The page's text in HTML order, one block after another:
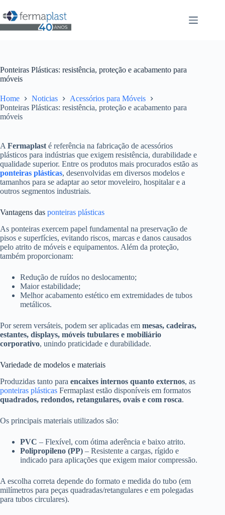
Ponteiras Plásticas: resistência, proteção e acabamento para
móveis
Home Noticias
Acessórios para Móveis
Ponteiras Plásticas: resistência, proteção e acabamento para
móveis
A Fermaplast é referência na fabricação de acessórios
plásticos para indústrias que exigem resistência, durabilidade e
qualidade superior. Entre os produtos mais procurados estão as
ponteiras plásticas, desenvolvidas em diversos modelos e
tamanhos para se adaptar ao setor moveleiro, hospitalar e a
outros segmentos industriais.
Vantagens das ponteiras plásticas
As ponteiras exercem papel fundamental na preservação de
pisos e superfícies, evitando riscos, marcas e danos causados
pelo atrito de móveis e equipamentos. Além da proteção,
também proporcionam:
Redução de ruídos no deslocamento;
Maior estabilidade;
Melhor acabamento estético em extremidades de tubos
metálicos.
Por serem versáteis, podem ser aplicadas em mesas, cadeiras,
estantes, displays, móveis tubulares e mobiliário
corporativo, unindo praticidade e durabilidade.
Variedade de modelos e materiais
Produzidas tanto para encaixes internos quanto externos, as
ponteiras plásticas Fermaplast estão disponíveis em formatos
quadrados, redondos, retangulares, ovais e com rosca.
Os principais materiais utilizados são:
PVC – Flexível, com ótima aderência e baixo atrito.
Polipropileno (PP) – Resistente a cargas, rígido e
indicado para aplicações que exigem maior compressão.
A escolha correta depende do formato e medida do tubo (em
milímetros para peças quadradas/retangulares e em polegadas
para tubos circulares).